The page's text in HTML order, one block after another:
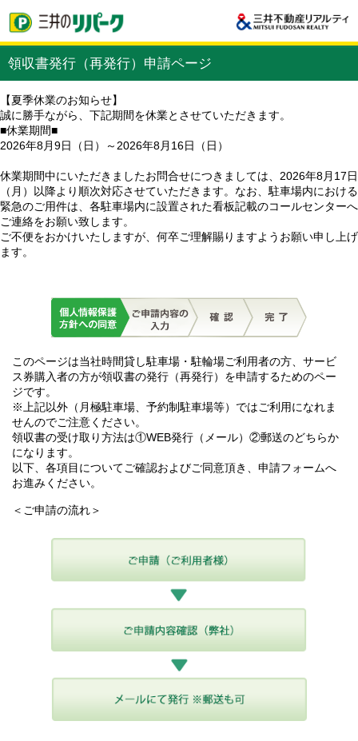
領収書発行（再発行）申請ページ
【夏季休業のお知らせ】
誠に勝手ながら、下記期間を休業とさせていただきます。
■休業期間■
2026年8月9日（日）～2026年8月16日（日）
休業期間中にいただきましたお問合せにつきましては、2026年8月17日
（月）以降より順次対応させていただきます。なお、駐車場内における
緊急のご用件は、各駐車場内に設置された看板記載のコールセンターへ
ご連絡をお願い致します。
ご不便をおかけいたしますが、何卒ご理解賜りますようお願い申し上げ
ます。
このページは当社時間貸し駐車場・駐輪場ご利用者の方、サービ
ス券購入者の方が領収書の発行（再発行）を申請するためのペー
ジです。
※上記以外（月極駐車場、予約制駐車場等）ではご利用になれま
せんのでご注意ください。
領収書の受け取り方法は①WEB発行（メール）②郵送のどちらか
になります。
以下、各項目についてご確認およびご同意頂き、申請フォームへ
お進みください。
＜ご申請の流れ＞